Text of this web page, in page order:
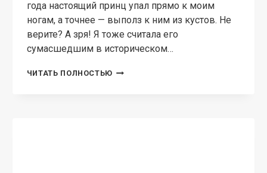
года настоящий принц упал прямо к моим
ногам, а точнее — выполз к ним из кустов. Не
верите? А зря! Я тоже считала его
сумасшедшим в историческом…
ЧИТАТЬ ПОЛНОСТЬЮ НАСТОЯЩИЙ